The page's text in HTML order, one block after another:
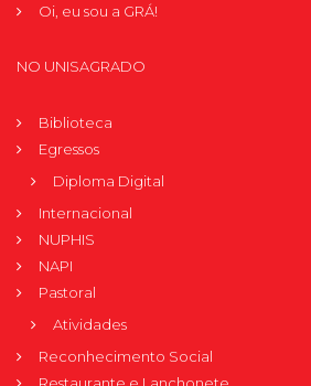
Oi, eu sou a GRÁ!
NO UNISAGRADO
Biblioteca
Egressos
Diploma Digital
Internacional
NUPHIS
NAPI
Pastoral
Atividades
Reconhecimento Social
Restaurante e Lanchonete